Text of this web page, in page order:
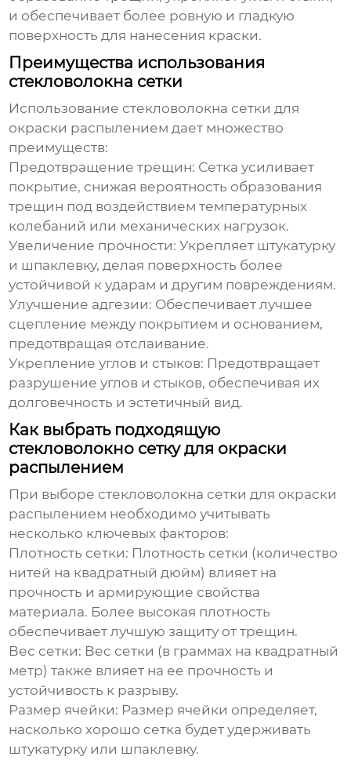
и обеспечивает более ровную и гладкую
поверхность для нанесения краски.
Преимущества использования
стекловолокна сетки
Использование стекловолокна сетки для
окраски распылением дает множество
преимуществ:
Предотвращение трещин: Сетка усиливает
покрытие, снижая вероятность образования
трещин под воздействием температурных
колебаний или механических нагрузок.
Увеличение прочности: Укрепляет штукатурку
и шпаклевку, делая поверхность более
устойчивой к ударам и другим повреждениям.
Улучшение адгезии: Обеспечивает лучшее
сцепление между покрытием и основанием,
предотвращая отслаивание.
Укрепление углов и стыков: Предотвращает
разрушение углов и стыков, обеспечивая их
долговечность и эстетичный вид.
Как выбрать подходящую
стекловолокно сетку для окраски
распылением
При выборе стекловолокна сетки для окраски
распылением необходимо учитывать
несколько ключевых факторов:
Плотность сетки: Плотность сетки (количество
нитей на квадратный дюйм) влияет на
прочность и армирующие свойства
материала. Более высокая плотность
обеспечивает лучшую защиту от трещин.
Вес сетки: Вес сетки (в граммах на квадратный
метр) также влияет на ее прочность и
устойчивость к разрыву.
Размер ячейки: Размер ячейки определяет,
насколько хорошо сетка будет удерживать
штукатурку или шпаклевку.